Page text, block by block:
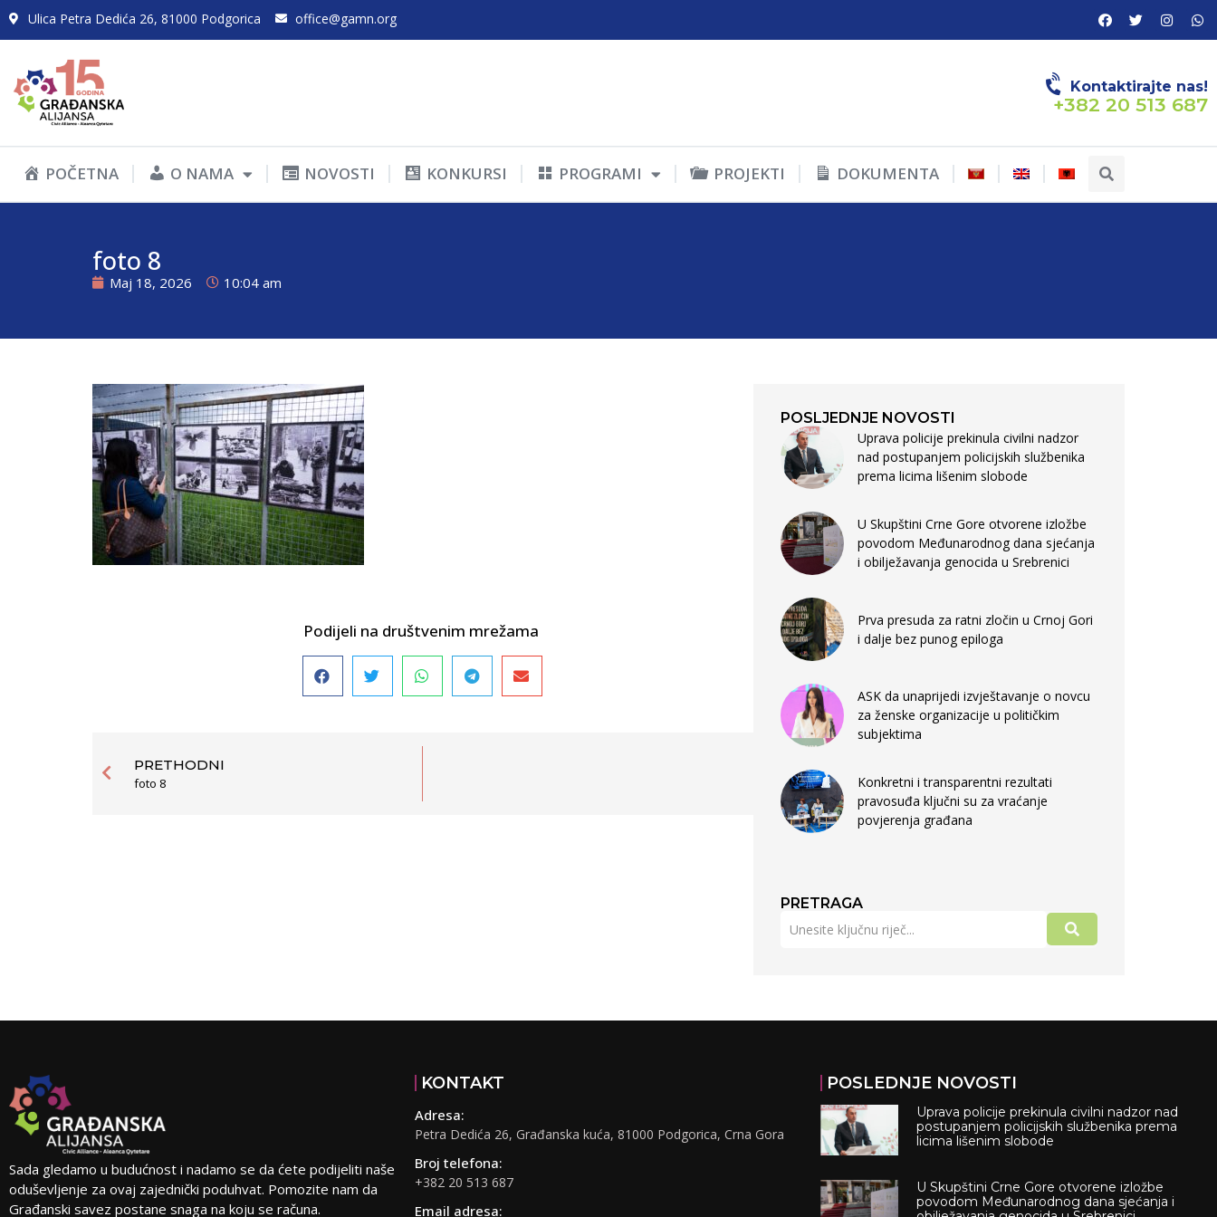
Ulica Petra Dedića 26, 81000 Podgorica office@gamn.org
Kontaktirajte nas!
+382 20 513 687
POČETNA O NAMA NOVOSTI KONKURSI PROGRAMI PROJEKTI DOKUMENTA
foto 8
Maj 18, 2026 10:04 am
Podijeli na društvenim mrežama
PRETHODNI
foto 8
POSLJEDNJE NOVOSTI
Uprava policije prekinula civilni nadzor
nad postupanjem policijskih službenika
prema licima lišenim slobode
U Skupštini Crne Gore otvorene izložbe
povodom Međunarodnog dana sjećanja
i obilježavanja genocida u Srebrenici
Prva presuda za ratni zločin u Crnoj Gori
i dalje bez punog epiloga
ASK da unaprijedi izvještavanje o novcu
za ženske organizacije u političkim
subjektima
Konkretni i transparentni rezultati
pravosuđa ključni su za vraćanje
povjerenja građana
PRETRAGA
Sada gledamo u budućnost i nadamo se da ćete podijeliti naše
oduševljenje za ovaj zajednički poduhvat. Pomozite nam da
Građanski savez postane snaga na koju se računa.
KONTAKT
Adresa:
Petra Dedića 26, Građanska kuća, 81000 Podgorica, Crna Gora
Broj telefona:
+382 20 513 687
Email adresa:
POSLEDNJE NOVOSTI
Uprava policije prekinula civilni nadzor nad
postupanjem policijskih službenika prema
licima lišenim slobode
U Skupštini Crne Gore otvorene izložbe
povodom Međunarodnog dana sjećanja i